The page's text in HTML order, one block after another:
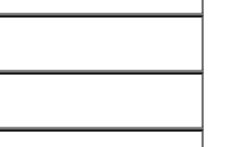
MES1428-02